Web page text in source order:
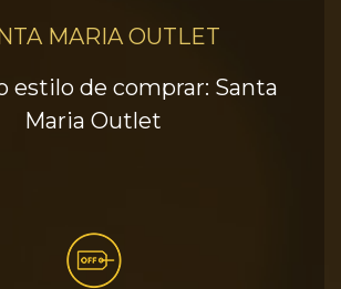
MARIA OUTLET
estilo de comprar: Santa
Maria Outlet